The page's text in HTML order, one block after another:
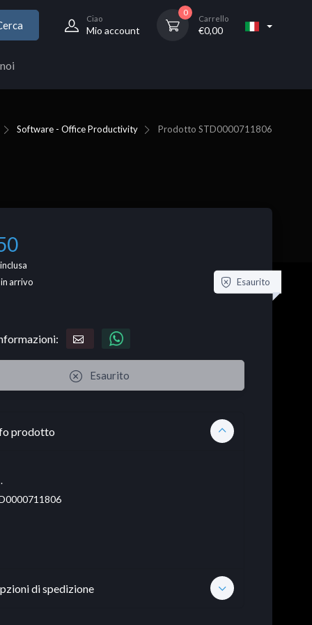
Ciao
Mio account
0
Carrello
€0,00
Software - Office Productivity Prodotto STD0000711806
arrivo
Esaurito
Esaurito
prodotto
di spedizione